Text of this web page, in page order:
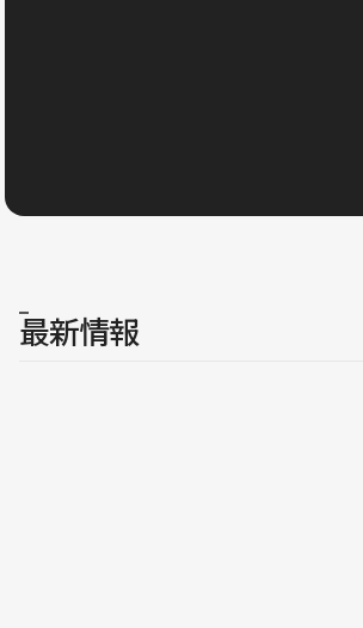
最新情報